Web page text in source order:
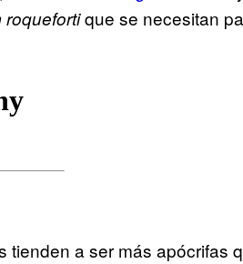
roquefortique se necesitan
tienden a ser más apócrifas